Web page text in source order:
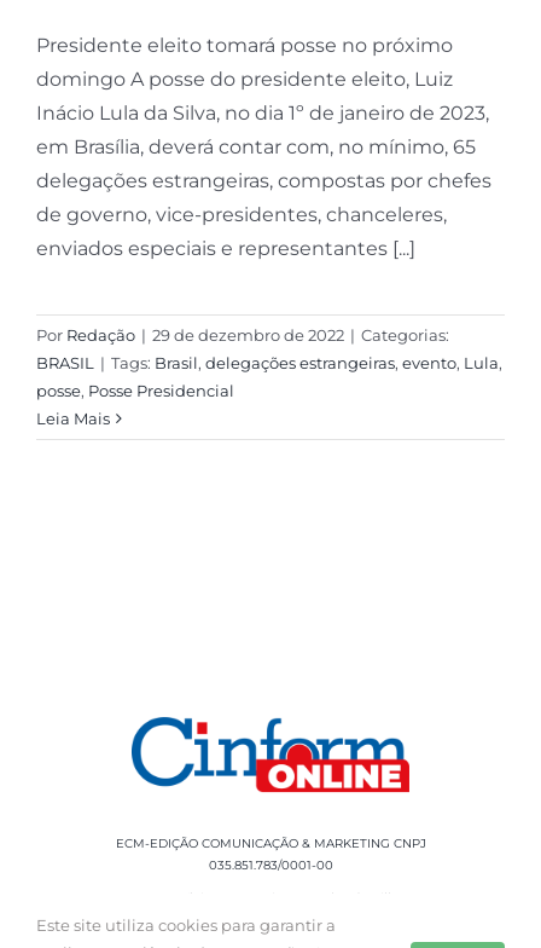
Presidente eleito tomará posse no próximo
domingo A posse do presidente eleito, Luiz
Inácio Lula da Silva, no dia 1º de janeiro de 2023,
em Brasília, deverá contar com, no mínimo, 65
delegações estrangeiras, compostas por chefes
de governo, vice-presidentes, chanceleres,
enviados especiais e representantes [...]
Por Redação | 29 de dezembro de 2022 | Categorias:
BRASIL | Tags: Brasil, delegações estrangeiras, evento, Lula,
posse, Posse Presidencial
Leia Mais
ECM-EDIÇÃO COMUNICAÇÃO & MARKETING CNPJ
035.851.783/0001-00
Rua Sílvio Cesar Leite, 90 Salgado Filho -
Aracaju, SE, CEP: 49020-060 Fone: +55 79
Este site utiliza cookies para garantir a